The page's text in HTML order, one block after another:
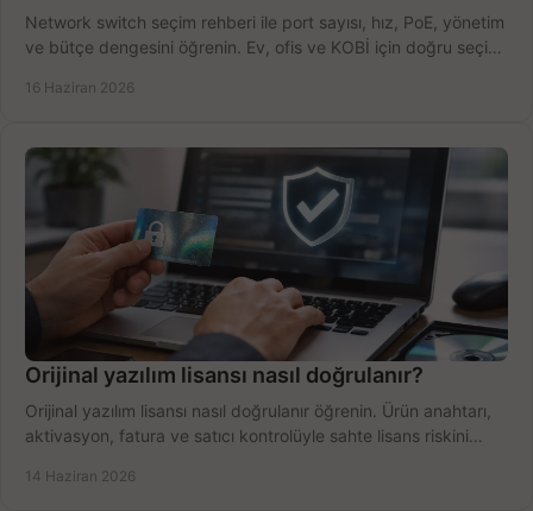
Network switch seçim rehberi ile port sayısı, hız, PoE, yönetim
ve bütçe dengesini öğrenin. Ev, ofis ve KOBİ için doğru seçimi
16 Haziran 2026
Orijinal yazılım lisansı nasıl doğrulanır?
Orijinal yazılım lisansı nasıl doğrulanır öğrenin. Ürün anahtarı,
aktivasyon, fatura ve satıcı kontrolüyle sahte lisans riskini
14 Haziran 2026